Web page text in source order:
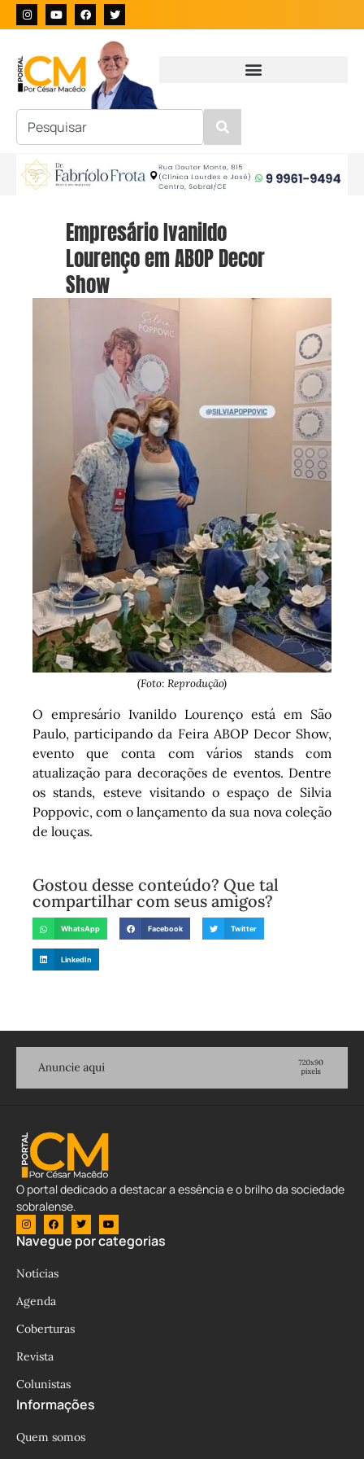
Empresário Ivanildo
Lourenço em ABOP Decor
Show
(Foto: Reprodução)
O empresário Ivanildo Lourenço está em São
Paulo, participando da Feira ABOP Decor Show,
evento que conta com vários stands com
atualização para decorações de eventos. Dentre
os stands, esteve visitando o espaço de Silvia
Poppovic, com o lançamento da sua nova coleção
de louças.
Gostou desse conteúdo? Que tal
compartilhar com seus amigos?
WhatsApp Facebook Twitter
LinkedIn
O portal dedicado a destacar a essência e o brilho da sociedade
sobralense.
Navegue por categorias
Notícias
Agenda
Coberturas
Revista
Colunistas
Informações
Quem somos